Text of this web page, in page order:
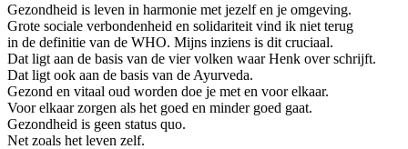
Gezondheid is leven in harmonie met jezelf en je omgeving.
Grote sociale verbondenheid en solidariteit vind ik niet terug
in de definitie van de WHO. Mijns inziens is dit cruciaal.
Dat ligt aan de basis van de vier volken waar Henk over schrijft.
Dat ligt ook aan de basis van de Ayurveda.
Gezond en vitaal oud worden doe je met en voor elkaar.
Voor elkaar zorgen als het goed en minder goed gaat.
Gezondheid is geen status quo.
Net zoals het leven zelf.